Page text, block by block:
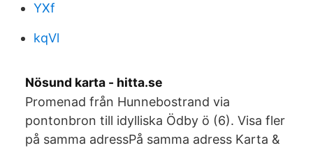
YXf
kqVl
Nösund karta - hitta.se
Promenad från Hunnebostrand via
pontonbron till idylliska Ödby ö (6). Visa fler
på samma adressPå samma adress Karta &